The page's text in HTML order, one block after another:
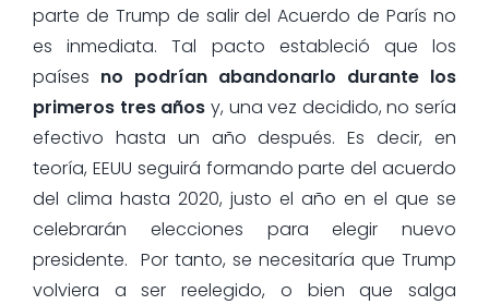
parte de Trump de salir del Acuerdo de París no
es inmediata. Tal pacto estableció que los
países no podrían abandonarlo durante los
primeros tres años y, una vez decidido, no sería
efectivo hasta un año después. Es decir, en
teoría, EEUU seguirá formando parte del acuerdo
del clima hasta 2020, justo el año en el que se
celebrarán elecciones para elegir nuevo
presidente. Por tanto, se necesitaría que Trump
volviera a ser reelegido, o bien que salga